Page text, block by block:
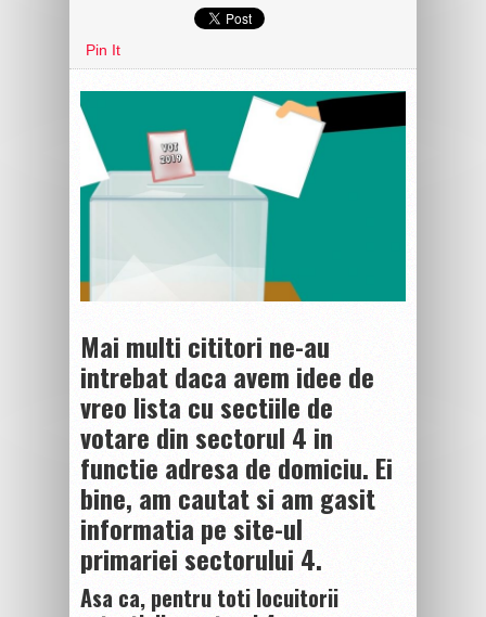
Pin It
Mai multi cititori ne-au
intrebat daca avem idee de
vreo lista cu sectiile de
votare din sectorul 4 in
functie adresa de domiciu. Ei
bine, am cautat si am gasit
informatia pe site-ul
primariei sectorului 4.
Asa ca, pentru toti locuitorii